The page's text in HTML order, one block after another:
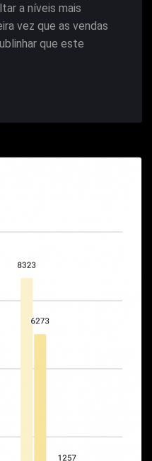
a níveis mais
vez que as vendas
que este